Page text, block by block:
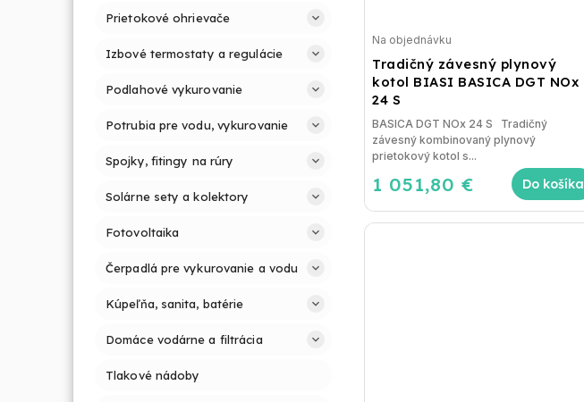
Prietokové ohrievače
Izbové termostaty a regulácie
Podlahové vykurovanie
Potrubia pre vodu, vykurovanie
Spojky, fitingy na rúry
Solárne sety a kolektory
Fotovoltaika
Čerpadlá pre vykurovanie a vodu
Kúpeľňa, sanita, batérie
Domáce vodárne a filtrácia
Tlakové nádoby
Tradičný závesný plynový
kotol BIASI BASICA DGT NOx
24 S
Na objednávku
1 051,80 € Do košíka
BASICA DGT NOx 24 S Tradičný
závesný kombinovaný plynový
prietokový kotol s...